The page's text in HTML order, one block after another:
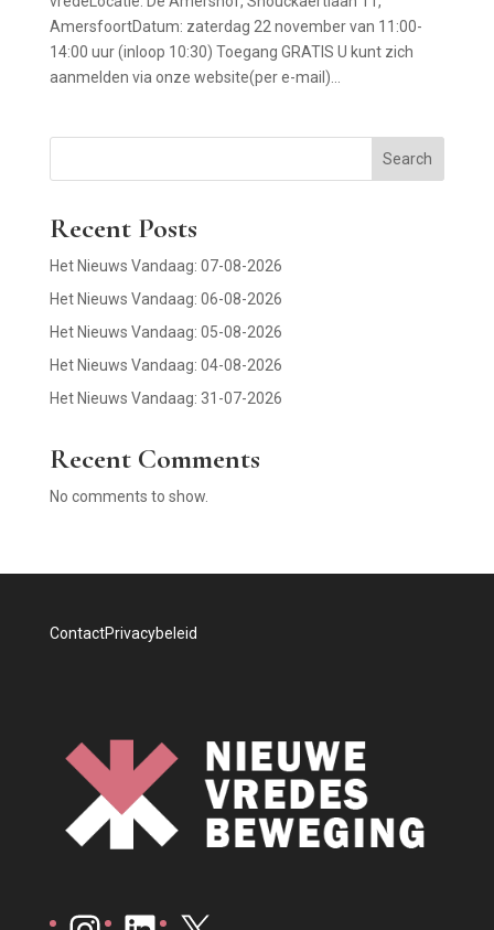
AmersfoortDatum: zaterdag 22 november van 11:00-
14:00 uur (inloop 10:30) Toegang GRATIS U kunt zich
aanmelden via onze website(per e-mail)...
Search
Recent Posts
Het Nieuws Vandaag: 07-08-2026
Het Nieuws Vandaag: 06-08-2026
Het Nieuws Vandaag: 05-08-2026
Het Nieuws Vandaag: 04-08-2026
Het Nieuws Vandaag: 31-07-2026
Recent Comments
No comments to show.
ContactPrivacybeleid